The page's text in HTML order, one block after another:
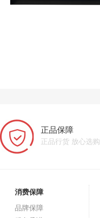
正品保障
正品行货 放心选购
消费保障
品牌保障